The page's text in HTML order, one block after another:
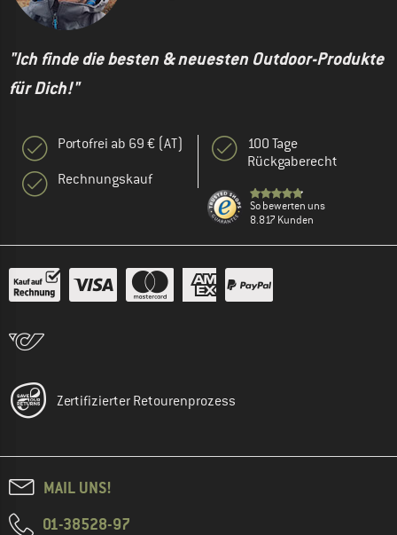
"Ich finde die besten & neuesten Outdoor-Produkte
für Dich!"
Portofrei ab 69 € (AT)
Rechnungskauf
100 Tage
Rückgaberecht
So bewerten uns
8.817 Kunden
Zertifizierter Retourenprozess
MAIL UNS!
01-38528-97